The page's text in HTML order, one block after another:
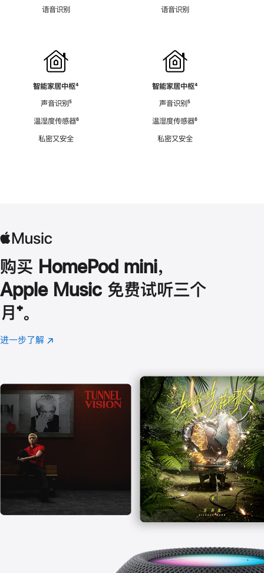
语音识别
智能家居中枢脚
⁴
声音识别脚
⁵
温湿度传感器脚
⁶
私密又安全
语音识别
智能家居中枢脚
⁴
声音识别脚
⁵
温湿度传感器脚
⁶
私密又安全
购买 HomePod mini，
Apple Music 免费试听三个
月 脚
注
⁺。
进一步了解 Apple
(在
口
中
打
开)